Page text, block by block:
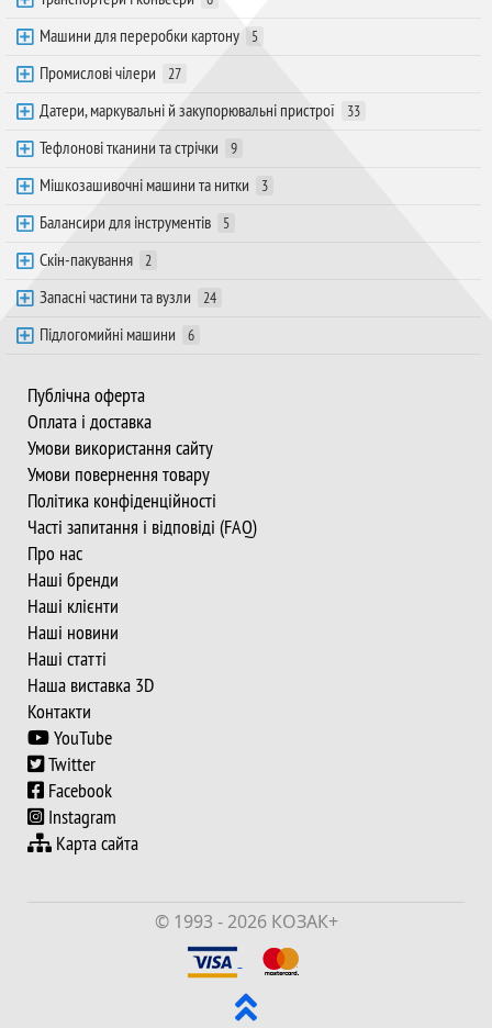
Машини для переробки картону 5
Промислові чілери 27
Датери, маркувальні й закупорювальні пристрої 33
Тефлонові тканини та стрічки 9
Мішкозашивочні машини та нитки 3
Балансири для інструментів 5
Скін-пакування 2
Запасні частини та вузли 24
Підлогомийні машини 6
Публічна оферта
Оплата і доставка
Умови використання сайту
Умови повернення товару
Політика конфіденційності
Часті запитання і відповіді (FAQ)
Про нас
Наші бренди
Наші клієнти
Наші новини
Наші статті
Наша виставка 3D
Контакти
YouTube
Twitter
Facebook
Instagram
Карта сайта
© 1993 - 2026 КОЗАК+